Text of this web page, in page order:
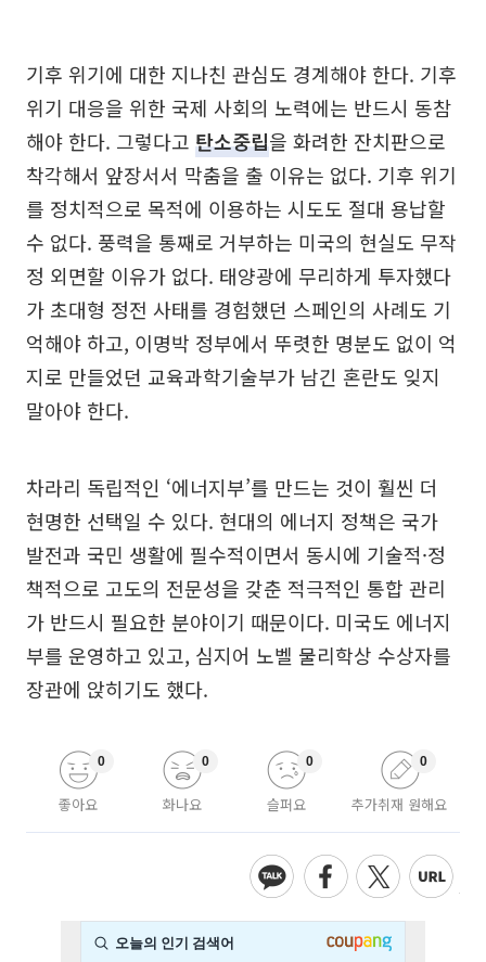
기후 위기에 대한 지나친 관심도 경계해야 한다. 기후
위기 대응을 위한 국제 사회의 노력에는 반드시 동참
해야 한다. 그렇다고 탄소중립을 화려한 잔치판으로
착각해서 앞장서서 막춤을 출 이유는 없다. 기후 위기
를 정치적으로 목적에 이용하는 시도도 절대 용납할
수 없다. 풍력을 통째로 거부하는 미국의 현실도 무작
정 외면할 이유가 없다. 태양광에 무리하게 투자했다
가 초대형 정전 사태를 경험했던 스페인의 사례도 기
억해야 하고, 이명박 정부에서 뚜렷한 명분도 없이 억
지로 만들었던 교육과학기술부가 남긴 혼란도 잊지
말아야 한다.
차라리 독립적인 ‘에너지부’를 만드는 것이 훨씬 더
현명한 선택일 수 있다. 현대의 에너지 정책은 국가
발전과 국민 생활에 필수적이면서 동시에 기술적·정
책적으로 고도의 전문성을 갖춘 적극적인 통합 관리
가 반드시 필요한 분야이기 때문이다. 미국도 에너지
부를 운영하고 있고, 심지어 노벨 물리학상 수상자를
장관에 앉히기도 했다.
좋아요
0
화나요
0
슬퍼요
0
추가취재 원해요
0